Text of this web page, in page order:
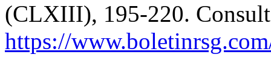
(CLXIII), 195-220.
https://